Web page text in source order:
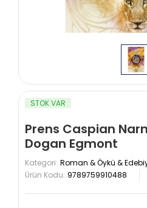
STOK VAR
Prens Caspian
Dogan Egmont
Kategori: Roman & Öykü &
Ürün Kodu: 9789759910488